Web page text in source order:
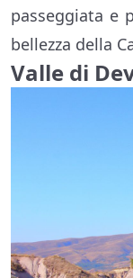
passeggiata e
bellezza della
Valle di